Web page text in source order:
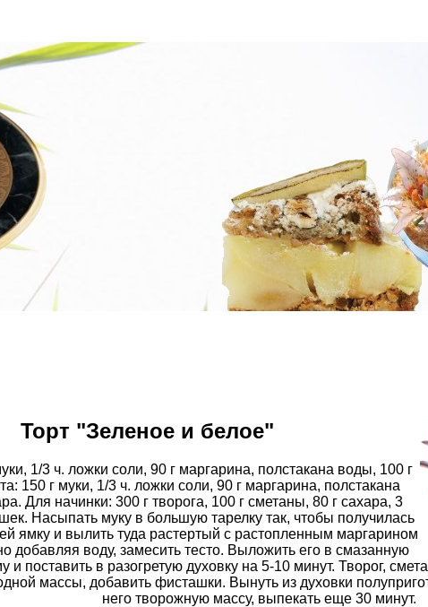
Торт "Зеленое и белое"
1/3 ч. ложки соли, 90 г маргарина, полстакана воды, 100 г
150 г муки, 1/3 ч. ложки соли, 90 г маргарина, полстакана
Для начинки: 300 г творога, 100 г сметаны, 80 г сахара, 3
Насыпать муку в большую тарелку так, чтобы получилась
ямку и вылить туда растертый с растопленным маргарином
добавляя воду, замесить тесто. Выложить его в смазанную
поставить в разогретую духовку на 5-10 минут. Творог,
массы, добавить фисташки. Вынуть из духовки
него творожную массу, выпекать еще 30 минут.